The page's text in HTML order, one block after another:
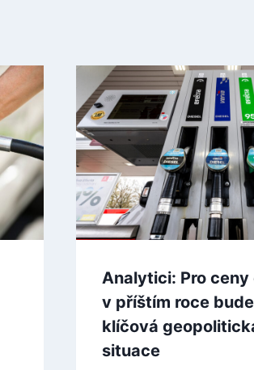
Analytici: Pro ceny
v příštím roce bude
klíčová
situace